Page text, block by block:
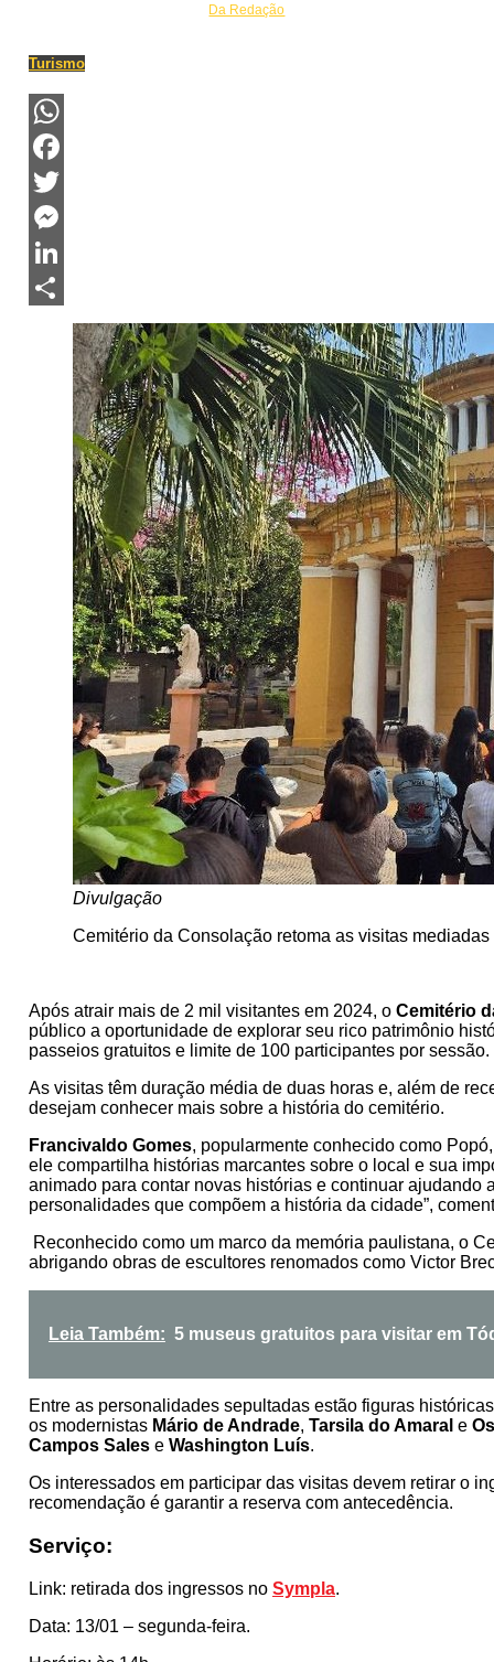
Da Redação
Turismo
WhatsApp
Facebook
Twitter
Messenger
LinkedIn
Share
Divulgação
Cemitério da Consolação retoma as visitas mediadas
Após atrair mais de 2 mil visitantes em 2024, o Cemitério
público a oportunidade de explorar seu rico patrimônio
passeios gratuitos e limite de 100 participantes por sessão.
As visitas têm duração média de duas horas e, além de
desejam conhecer mais sobre a história do cemitério.
Francivaldo Gomes, popularmente conhecido como
ele compartilha histórias marcantes sobre o local e sua
animado para contar novas histórias e continuar ajudando
personalidades que compõem a história da cidade”,
Reconhecido como um marco da memória paulistana, o
abrigando obras de escultores renomados como Victor
Leia Também: 5 museus gratuitos para visitar em
Entre as personalidades sepultadas estão figuras
os modernistas Mário de Andrade, Tarsila do Amaral e
Campos Salese Washington Luís.
Os interessados em participar das visitas devem retirar o
recomendação é garantir a reserva com antecedência.
Serviço:
Link: retirada dos ingressos no Sympla.
Data: 13/01 – segunda-feira.